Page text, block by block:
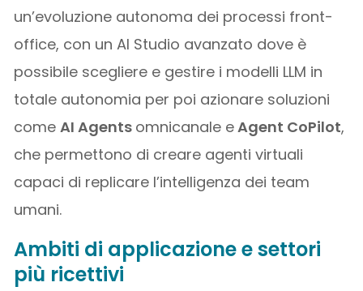
un’evoluzione autonoma dei processi front-
office, con un AI Studio avanzato dove è
possibile scegliere e gestire i modelli LLM in
totale autonomia per poi azionare soluzioni
comeAI Agents omnicanale eAgent CoPilot,
che permettono di creare agenti virtuali
capaci di replicare l’intelligenza dei team
umani.
Ambiti di applicazione e settori
più ricettivi